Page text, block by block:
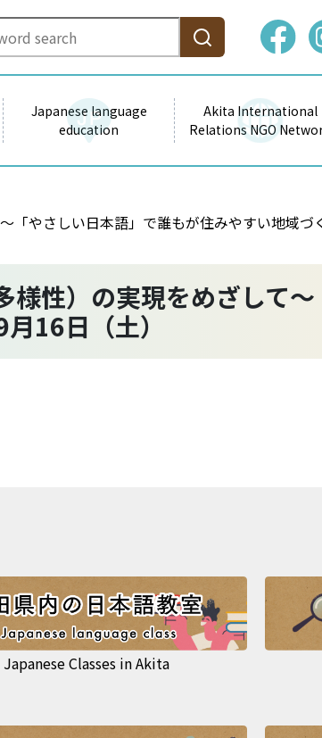
Japanese language
education
Akita International
Relations NGO
「やさしい日本語」で誰もが住みやすい地域
様性）の実現をめざして～
16日（土）
Japanese Classes in Akita